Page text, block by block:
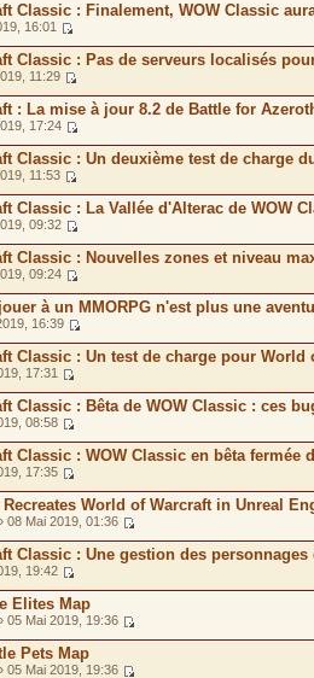
Classic : Finalement, WOW Classic
16:01
Classic : Pas de serveurs localisés
11:29
: La mise à jour 8.2 de Battle for
17:24
Classic : Un deuxième test de charge
11:53
Classic : La Vallée d'Alterac de WOW
09:32
Classic : Nouvelles zones et niveau
09:24
à un MMORPG n'est plus une
16:39
Classic : Un test de charge pour World
17:31
Classic : Bêta de WOW Classic : ces
08:58
Classic : WOW Classic en bêta
17:35
World of Warcraft in Unreal
08 Mai 2019, 01:36
Classic : Une gestion des
19:42
Elites Map
05 Mai 2019, 19:36
Pets Map
05 Mai 2019, 19:36